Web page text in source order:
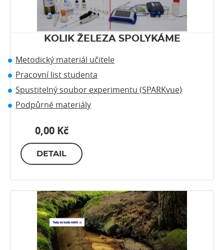
KOLIK ŽELEZA SPOLYKÁME
Metodický materiál učitele
Pracovní list studenta
Spustitelný soubor experimentu (SPARKvue)
Podpůrné materiály
0,00 Kč
DETAIL